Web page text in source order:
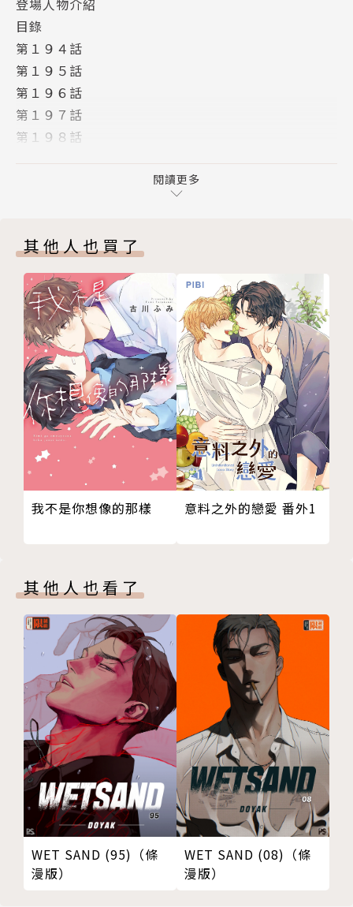
國王排名──
以麾下有名騎士的數量、國民人口、城鎮發展，
以及國王本人是否像勇者一樣強大，
綜合以上條件來評價各國國王的排行榜。
「成為國王的道路是很險峻的。
兩人來到位於國王排名後面名次的國家古夏國，
和古夏國王意氣相投，於是波吉首次和其他國家締結同
盟關係。
當古夏國受到敵國侵略而陷入危機之際，
由於卡克充滿勇氣的行動，
和波吉發揮了『王之劍』的精彩表現，拯救古夏國脫離
險境。
但是波瀾又起，一行人得知這次的策謀背後跟格斯蘭有
關。
卡克聽到殺害一族元凶的名字，
伴……。
對接下來的悲慘命運還一無所知的波吉和卡克，將與最
強之神為敵!!
───｜讀者感動推薦｜───
「所有的登場角色都毫不平面，並有豐沛的情感。
是一部值得閱讀一遍又一遍的作品。」
「世界觀、角色與故事設定都十分出色，尤其人物刻畫
的層次相當地高。
我已經好幾年沒有看到如此有趣的作品。」
登場人物介紹
目錄
第１９４話
第１９５話
第１９６話
第１９７話
第１９８話
第２０３話
第２０４話
第２０５話
附錄漫畫／古夏國的晚餐
後記
版權頁
內封
封底
閱讀更多
其他人也買了
我不是你想像的那樣 意料之外的戀愛 番外1
其他人也看了
WET SAND (95)（條
漫版）
WET SAND (08)（條
漫版）